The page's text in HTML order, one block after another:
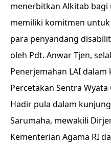
menerbitkan Alkitab bagi
memiliki komitmen
para penyandang
oleh Pdt. Anwar Tjen,
Penerjemahan LAI
Percetakan Sentra Wyata
Hadir pula dalam
Sarumaha, mewakili
Kementerian Agama RI